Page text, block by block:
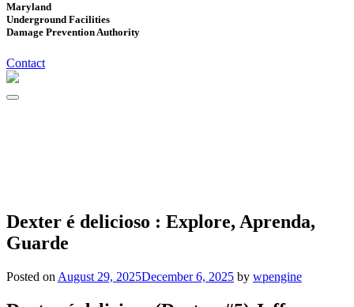
Maryland
Underground Facilities
Damage Prevention Authority
Contact
Dexter é delicioso : Explore, Aprenda,
Guarde
Posted on August 29, 2025December 6, 2025 by wpengine